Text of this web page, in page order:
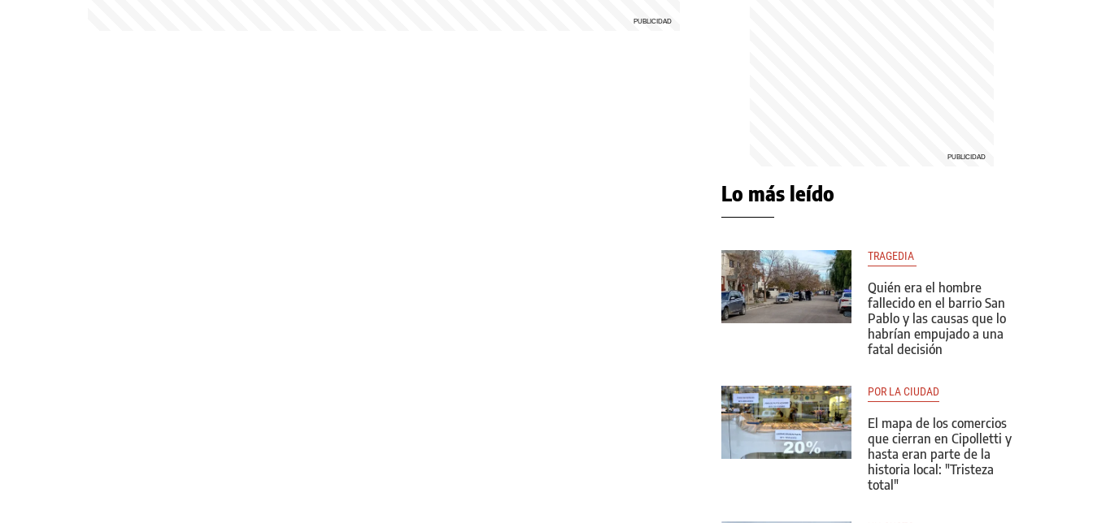
Lo más leído
TRAGEDIA
Quién era el hombre
fallecido en el barrio San
Pablo y las causas que lo
habrían empujado a una
fatal decisión
POR LA CIUDAD
El mapa de los comercios
que cierran en Cipolletti y
hasta eran parte de la
historia local: "Tristeza
total"